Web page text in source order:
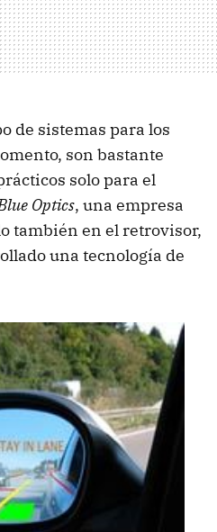
de sistemas para los
son bastante
solo para el
Optics, una empresa
también en el retrovisor,
una tecnología de